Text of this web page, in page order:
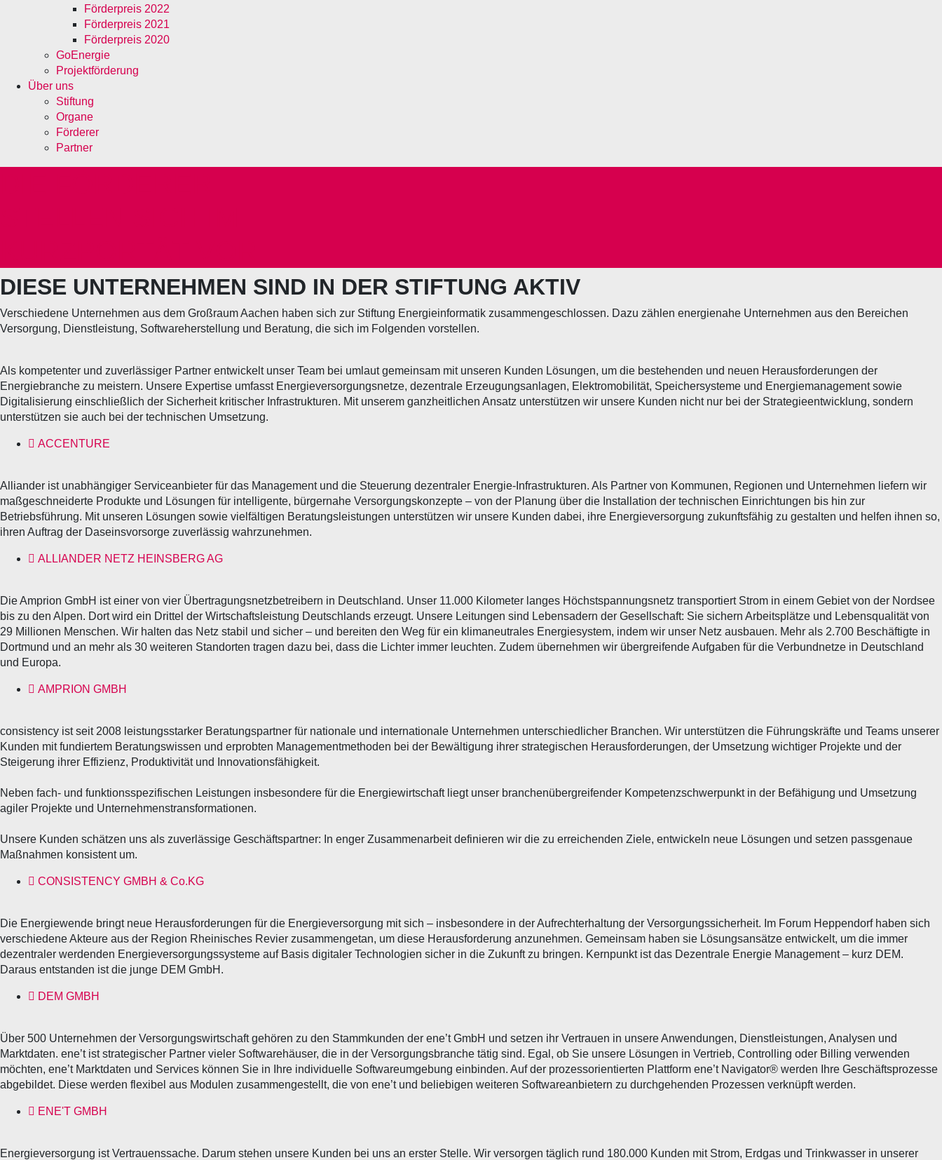
Förderpreis 2022
Förderpreis 2021
Förderpreis 2020
GoEnergie
Projektförderung
Über uns
Stiftung
Organe
Förderer
Partner
DIESE UNTERNEHMEN SIND IN DER STIFTUNG AKTIV
Verschiedene Unternehmen aus dem Großraum Aachen haben sich zur Stiftung Energieinformatik zusammengeschlossen. Dazu zählen energienahe Unternehmen aus den Bereichen
Versorgung, Dienstleistung, Softwareherstellung und Beratung, die sich im Folgenden vorstellen.
Als kompetenter und zuverlässiger Partner entwickelt unser Team bei umlaut gemeinsam mit unseren Kunden Lösungen, um die bestehenden und neuen Herausforderungen der
Energiebranche zu meistern. Unsere Expertise umfasst Energieversorgungsnetze, dezentrale Erzeugungsanlagen, Elektromobilität, Speichersysteme und Energiemanagement sowie
Digitalisierung einschließlich der Sicherheit kritischer Infrastrukturen. Mit unserem ganzheitlichen Ansatz unterstützen wir unsere Kunden nicht nur bei der Strategieentwicklung, sondern
unterstützen sie auch bei der technischen Umsetzung.
ACCENTURE
Alliander ist unabhängiger Serviceanbieter für das Management und die Steuerung dezentraler Energie-Infrastrukturen. Als Partner von Kommunen, Regionen und Unternehmen liefern wir
maßgeschneiderte Produkte und Lösungen für intelligente, bürgernahe Versorgungskonzepte – von der Planung über die Installation der technischen Einrichtungen bis hin zur
Betriebsführung. Mit unseren Lösungen sowie vielfältigen Beratungsleistungen unterstützen wir unsere Kunden dabei, ihre Energieversorgung zukunftsfähig zu gestalten und helfen ihnen so,
ihren Auftrag der Daseinsvorsorge zuverlässig wahrzunehmen.
ALLIANDER NETZ HEINSBERG AG
Die Amprion GmbH ist einer von vier Übertragungsnetzbetreibern in Deutschland. Unser 11.000 Kilometer langes Höchstspannungsnetz transportiert Strom in einem Gebiet von der Nordsee
bis zu den Alpen. Dort wird ein Drittel der Wirtschaftsleistung Deutschlands erzeugt. Unsere Leitungen sind Lebensadern der Gesellschaft: Sie sichern Arbeitsplätze und Lebensqualität von
29 Millionen Menschen. Wir halten das Netz stabil und sicher – und bereiten den Weg für ein klimaneutrales Energiesystem, indem wir unser Netz ausbauen. Mehr als 2.700 Beschäftigte in
Dortmund und an mehr als 30 weiteren Standorten tragen dazu bei, dass die Lichter immer leuchten. Zudem übernehmen wir übergreifende Aufgaben für die Verbundnetze in Deutschland
und Europa.
AMPRION GMBH
consistency ist seit 2008 leistungsstarker Beratungspartner für nationale und internationale Unternehmen unterschiedlicher Branchen. Wir unterstützen die Führungskräfte und Teams unserer
Kunden mit fundiertem Beratungswissen und erprobten Managementmethoden bei der Bewältigung ihrer strategischen Herausforderungen, der Umsetzung wichtiger Projekte und der
Steigerung ihrer Effizienz, Produktivität und Innovationsfähigkeit.
Neben fach- und funktionsspezifischen Leistungen insbesondere für die Energiewirtschaft liegt unser branchenübergreifender Kompetenzschwerpunkt in der Befähigung und Umsetzung
agiler Projekte und Unternehmenstransformationen.
Unsere Kunden schätzen uns als zuverlässige Geschäftspartner: In enger Zusammenarbeit definieren wir die zu erreichenden Ziele, entwickeln neue Lösungen und setzen passgenaue
Maßnahmen konsistent um.
CONSISTENCY GMBH & Co.KG
Die Energiewende bringt neue Herausforderungen für die Energieversorgung mit sich – insbesondere in der Aufrechterhaltung der Versorgungssicherheit. Im Forum Heppendorf haben sich
verschiedene Akteure aus der Region Rheinisches Revier zusammengetan, um diese Herausforderung anzunehmen. Gemeinsam haben sie Lösungsansätze entwickelt, um die immer
dezentraler werdenden Energieversorgungssysteme auf Basis digitaler Technologien sicher in die Zukunft zu bringen. Kernpunkt ist das Dezentrale Energie Management – kurz DEM.
Daraus entstanden ist die junge DEM GmbH.
DEM GMBH
Über 500 Unternehmen der Versorgungswirtschaft gehören zu den Stammkunden der ene’t GmbH und setzen ihr Vertrauen in unsere Anwendungen, Dienstleistungen, Analysen und
Marktdaten. ene’t ist strategischer Partner vieler Softwarehäuser, die in der Versorgungsbranche tätig sind. Egal, ob Sie unsere Lösungen in Vertrieb, Controlling oder Billing verwenden
möchten, ene’t Marktdaten und Services können Sie in Ihre individuelle Softwareumgebung einbinden. Auf der prozessorientierten Plattform ene’t Navigator® werden Ihre Geschäftsprozesse
abgebildet. Diese werden flexibel aus Modulen zusammengestellt, die von ene’t und beliebigen weiteren Softwareanbietern zu durchgehenden Prozessen verknüpft werden.
ENE'T GMBH
Energieversorgung ist Vertrauenssache. Darum stehen unsere Kunden bei uns an erster Stelle. Wir versorgen täglich rund 180.000 Kunden mit Strom, Erdgas und Trinkwasser in unserer